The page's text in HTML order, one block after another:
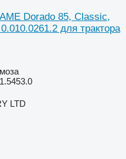
Dorado 85, Classic,
для трактора
LTD